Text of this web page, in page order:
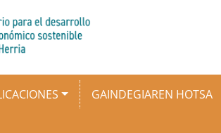
GAINDEGIAREN HOTSA